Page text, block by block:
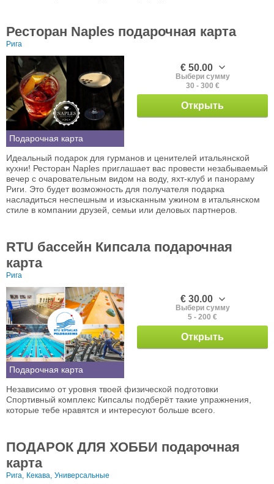
Ресторан Naples подарочная карта
Рига
Подарочная карта
€ 50.00
Выбери сумму
30 - 300 €
Открыть
Идеальный подарок для гурманов и ценителей итальянской
кухни! Ресторан Naples приглашает вас провести незабываемый
вечер с очаровательным видом на воду, яхт-клуб и панораму
Риги. Это будет возможность для получателя подарка
насладиться неспешным и изысканным ужином в итальянском
стиле в компании друзей, семьи или деловых партнеров.
RTU бассейн Кипсала подарочная
карта
Рига
Подарочная карта
€ 30.00
Выбери сумму
5 - 200 €
Открыть
Независимо от уровня твоей физической подготовки
Спортивный комплекс Кипсалы подберёт такие упражнения,
которые тебе нравятся и интересуют больше всего.
ПОДАРОК ДЛЯ ХОББИ подарочная
карта
Рига, Кекава, Универсальные